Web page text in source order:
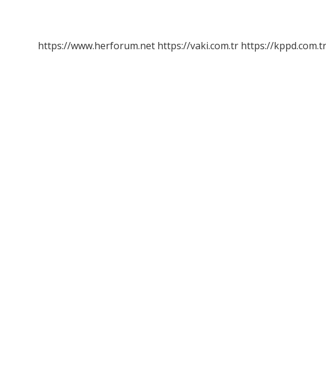
https://www.herforum.net https://vaki.com.tr https://kppd.com.tr